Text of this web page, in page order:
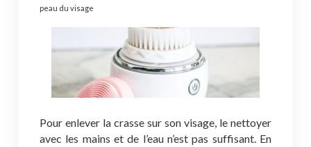
peau du visage
Pour enlever la crasse sur son visage, le nettoyer
avec les mains et de l’eau n’est pas suffisant. En